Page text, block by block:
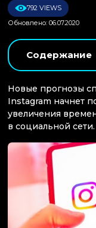
792 VIEWS
Обновлено: 06.07.2020
Содержание
Новые прогнозы
Instagram начнет
увеличения
в социальной сети.